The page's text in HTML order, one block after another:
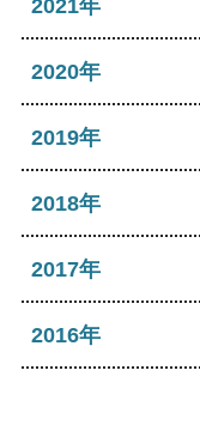
2026年03月
2026年02月
2025年08月
2025年07月
2025年06月
2025年04月
2025年02月
2024年08月
2024年07月
2024年06月
2024年04月
2023年10月
2023年08月
2023年07月
2023年06月
2023年04月
2022年10月
2022年08月
2022年07月
2022年06月
2021年
2021年12月
2021年10月
2021年08月
2021年07月
2020年
2020年12月
2020年10月
2020年08月
2019年
2019年12月
2019年10月
2018年
2018年12月
2018年10月
2017年
2017年12月
2016年